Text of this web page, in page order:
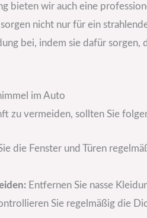
bieten wir auch eine
nicht nur für ein
bei, indem sie dafür sorgen,
im Auto
zu vermeiden, sollten Sie
die Fenster und Türen
Entfernen Sie nasse
Sie regelmäßig die